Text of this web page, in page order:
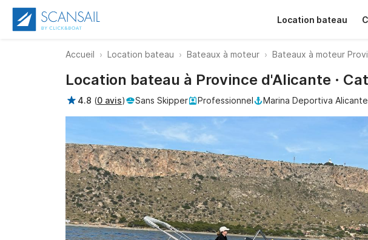
Location bateau
Accueil Location bateau Bateaux à moteur Bateaux à moteur
Location bateau à Province d'Alicante ·
4.8 (0 avis) Sans Skipper Professionnel Marina Deportiva Alicante